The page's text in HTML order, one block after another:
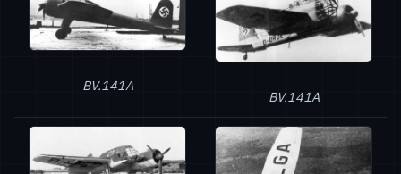
BV.141A
BV.141A